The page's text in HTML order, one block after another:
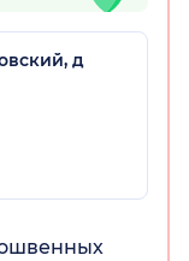
д